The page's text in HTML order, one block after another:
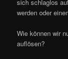
sich schlaglos
werden oder
Wie können wir
auflösen?